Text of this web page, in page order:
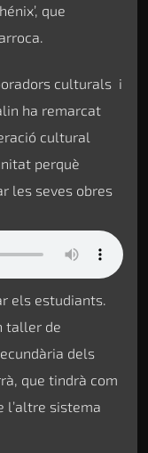
que
culturals i
ha remarcat
cultural
perquè
les seves obres
els estudiants.
taller de
dels
que tindrà com
l’altre sistema